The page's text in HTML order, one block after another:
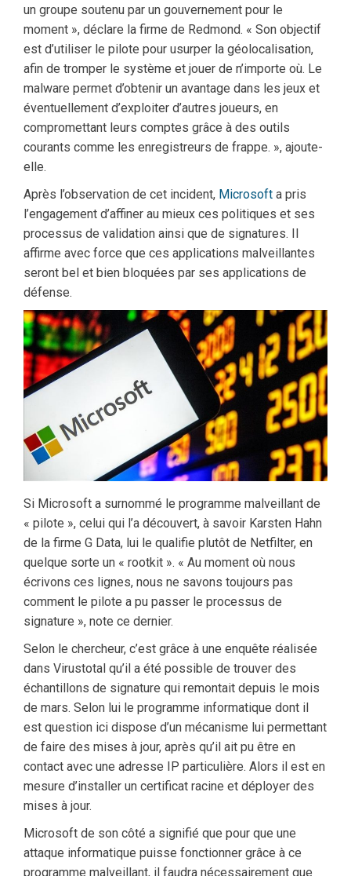
un groupe soutenu par un gouvernement pour le
moment », déclare la firme de Redmond. « Son objectif
est d’utiliser le pilote pour usurper la géolocalisation,
afin de tromper le système et jouer de n’importe où. Le
malware permet d’obtenir un avantage dans les jeux et
éventuellement d’exploiter d’autres joueurs, en
compromettant leurs comptes grâce à des outils
courants comme les enregistreurs de frappe. », ajoute-
elle.
Après l’observation de cet incident, Microsoft a pris
l’engagement d’affiner au mieux ces politiques et ses
processus de validation ainsi que de signatures. Il
affirme avec force que ces applications malveillantes
seront bel et bien bloquées par ses applications de
défense.
Si Microsoft a surnommé le programme malveillant de
« pilote », celui qui l’a découvert, à savoir Karsten Hahn
de la firme G Data, lui le qualifie plutôt de Netfilter, en
quelque sorte un « rootkit ». « Au moment où nous
écrivons ces lignes, nous ne savons toujours pas
comment le pilote a pu passer le processus de
signature », note ce dernier.
Selon le chercheur, c’est grâce à une enquête réalisée
dans Virustotal qu’il a été possible de trouver des
échantillons de signature qui remontait depuis le mois
de mars. Selon lui le programme informatique dont il
est question ici dispose d’un mécanisme lui permettant
de faire des mises à jour, après qu’il ait pu être en
contact avec une adresse IP particulière. Alors il est en
mesure d’installer un certificat racine et déployer des
mises à jour.
Microsoft de son côté a signifié que pour que une
attaque informatique puisse fonctionner grâce à ce
programme malveillant, il faudra nécessairement que